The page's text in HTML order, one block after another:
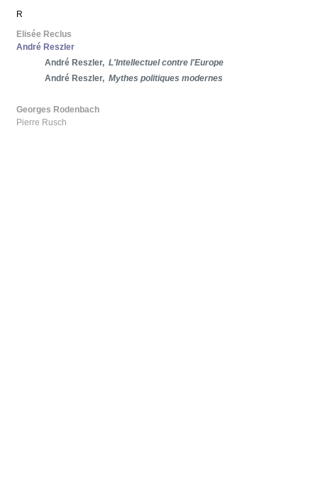
R
Elisée Reclus
André Reszler
André Reszler, L'Intellectuel contre l'Europe
André Reszler, Mythes politiques modernes
Georges Rodenbach
Pierre Rusch